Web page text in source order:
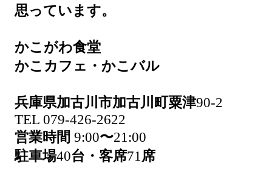
思っています。
かこがわ食堂
かこカフェ・かこバル
兵庫県加古川市加古川町粟津90-2
TEL 079-426-2622
営業時間 9:00〜21:00
駐車場40台・客席71 席